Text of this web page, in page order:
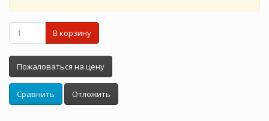
В корзину
Пожаловаться на цену
Сравнить Отложить